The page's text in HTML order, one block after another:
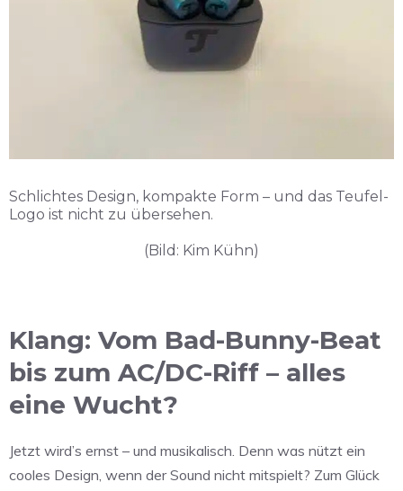
Schlichtes Design, kompakte Form – und das Teufel-
Logo ist nicht zu übersehen.
(Bild: Kim Kühn)
Klang: Vom Bad-Bunny-Beat
bis zum AC/DC-Riff – alles
eine Wucht?
Jetzt wird’s ernst – und musikalisch. Denn was nützt ein
cooles Design, wenn der Sound nicht mitspielt? Zum Glück